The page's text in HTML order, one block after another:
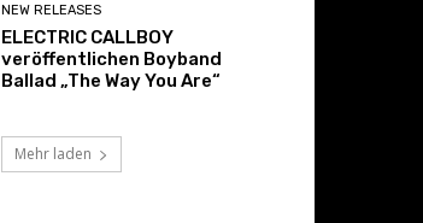
NEW RELEASES
ELECTRIC CALLBOY
veröffentlichen Boyband
Ballad „The Way You Are“
Mehr laden